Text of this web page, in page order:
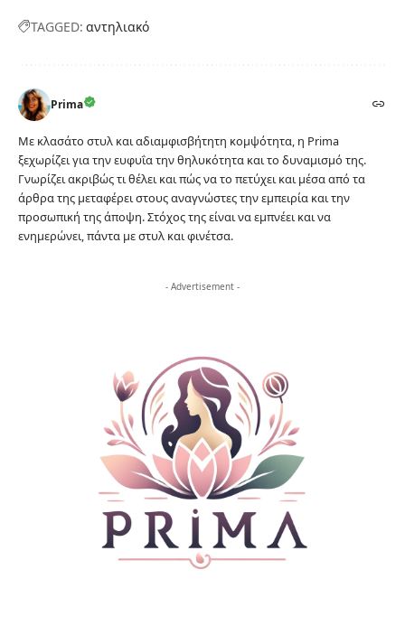
TAGGED: αντηλιακό
Prima
Με κλασάτο στυλ και αδιαμφισβήτητη κομψότητα, η Prima
ξεχωρίζει για την ευφυΐα την θηλυκότητα και το δυναμισμό της.
Γνωρίζει ακριβώς τι θέλει και πώς να το πετύχει και μέσα από τα
άρθρα της μεταφέρει στους αναγνώστες την εμπειρία και την
προσωπική της άποψη. Στόχος της είναι να εμπνέει και να
ενημερώνει, πάντα με στυλ και φινέτσα.
- Advertisement -